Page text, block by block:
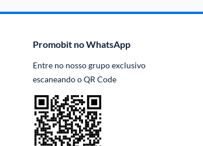
Promobit no WhatsApp
Entre no nosso grupo exclusivo
escaneando o QR Code